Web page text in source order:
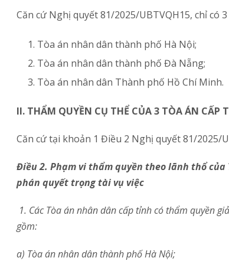
Căn cứ Nghị quyết 81/2025/UBTVQH15, chỉ có
Tòa án nhân dân thành phố Hà Nội;
Tòa án nhân dân thành phố Đà Nẵng;
Tòa án nhân dân Thành phố Hồ Chí Minh.
II. THẨM QUYỀN CỤ THỂ CỦA 3 TÒA ÁN CẤP
Căn cứ tại khoản 1 Điều 2 Nghị quyết 81/2025/
Điều 2. Phạm vi thẩm quyền theo lãnh thổ
phán quyết trọng tài vụ việc
1. Các Tòa án nhân dân cấp tỉnh có thẩm quyền
gồm:
a) Tòa án nhân dân thành phố Hà Nội;